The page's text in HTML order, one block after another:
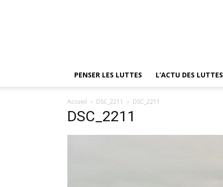
PENSER LES LUTTES L’ACTU DES LUTTES
Accueil DSC_2211 DSC_2211
DSC_2211